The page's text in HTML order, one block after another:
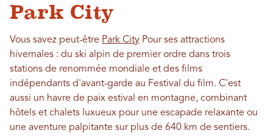
Park City
Vous savez peut-être Park City Pour ses attractions
hivernales : du ski alpin de premier ordre dans trois
stations de renommée mondiale et des films
indépendants d'avant-garde au Festival du film. C'est
aussi un havre de paix estival en montagne, combinant
hôtels et chalets luxueux pour une escapade relaxante ou
une aventure palpitante sur plus de 640 km de sentiers.